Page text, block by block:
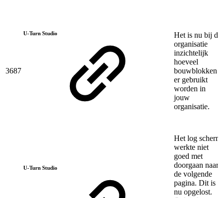
3687
U-Turn Studio
Het is nu bij de
organisatie
inzichtelijk
hoeveel
bouwblokken
er gebruikt
worden in
jouw
organisatie.
U-Turn Studio
Het log scherm
werkte niet
goed met
doorgaan naar
de volgende
pagina. Dit is
nu opgelost.